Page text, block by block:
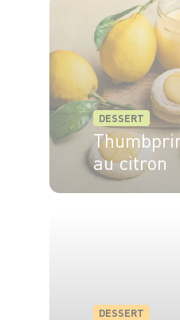
DESSERT
au citron
DESSERT